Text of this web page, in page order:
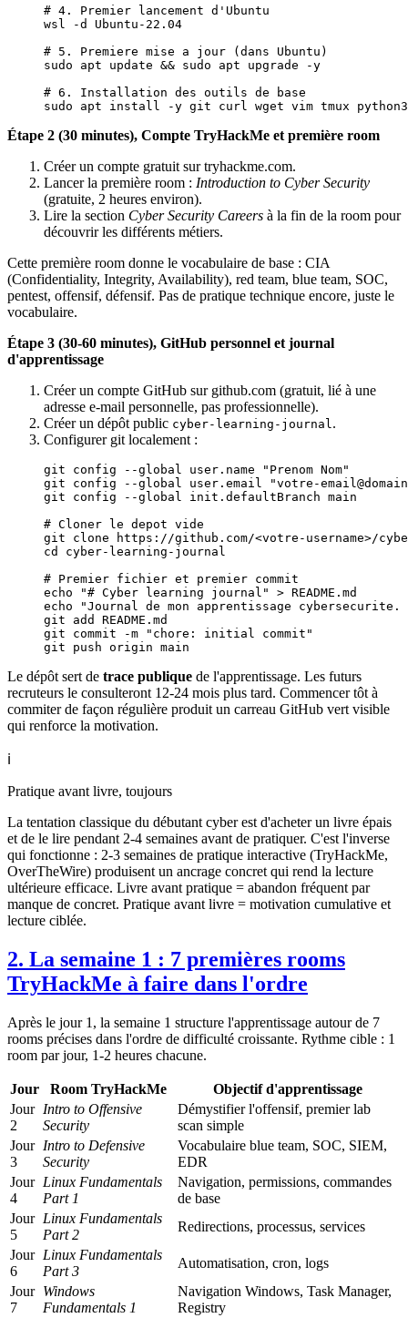
# 4. Premier lancement d'Ubuntu
wsl
-d
Ubuntu-22.04
# 5. Premiere mise a jour (dans Ubuntu)
sudo apt update && sudo apt upgrade -y
# 6. Installation des outils de base
sudo apt install -y git curl wget vim tmux
Étape 2 (30 minutes), Compte TryHackMe et première room
Créer un compte gratuit sur tryhackme.com.
Lancer la première room : Introduction to Cyber Security
(gratuite, 2 heures environ).
Lire la section Cyber Security Careers à la fin de la room pour
découvrir les différents métiers.
Cette première room donne le vocabulaire de base : CIA
(Confidentiality, Integrity, Availability), red team, blue team, SOC,
pentest, offensif, défensif. Pas de pratique technique encore, juste le
vocabulaire.
Étape 3 (30-60 minutes), GitHub personnel et journal
d'apprentissage
Créer un compte GitHub sur github.com (gratuit, lié à une
adresse e-mail personnelle, pas professionnelle).
Créer un dépôt public cyber-learning-journal .
Configurer git localement :
git config --global user.name "Prenom Nom"
git config --global user.email
"votre-
git config --global init.defaultBranch main
# Cloner le depot vide
git clone https://github.com/<votre-username>/
cd
cyber-learning-journal
# Premier fichier et premier commit
echo "# Cyber learning journal" > README.md
echo "Journal de mon apprentissage
git add
README.md
git commit -m "chore: initial commit"
git push origin main
Le dépôt sert de trace publique de l'apprentissage. Les futurs
recruteurs le consulteront 12-24 mois plus tard. Commencer tôt à
commiter de façon régulière produit un carreau GitHub vert visible
qui renforce la motivation.
ℹ️
Pratique avant livre, toujours
La tentation classique du débutant cyber est d'acheter un livre épais
et de le lire pendant 2-4 semaines avant de pratiquer. C'est l'inverse
qui fonctionne : 2-3 semaines de pratique interactive (TryHackMe,
OverTheWire) produisent un ancrage concret qui rend la lecture
ultérieure efficace. Livre avant pratique = abandon fréquent par
manque de concret. Pratique avant livre = motivation cumulative et
lecture ciblée.
2. La semaine 1 : 7 premières rooms
TryHackMe à faire dans l'ordre
Après le jour 1, la semaine 1 structure l'apprentissage autour de 7
rooms précises dans l'ordre de difficulté croissante. Rythme cible : 1
room par jour, 1-2 heures chacune.
Jour Room TryHackMe
Objectif d'apprentissage
Jour
2
Intro to Offensive
Security
Démystifier l'offensif, premier lab
scan simple
Jour
3
Intro to Defensive
Security
Vocabulaire blue team, SOC, SIEM,
EDR
Jour
4
Linux Fundamentals
Part 1
Navigation, permissions, commandes
de base
Jour
5
Linux Fundamentals
Part 2
Redirections, processus, services
Jour
6
Linux Fundamentals
Part 3
Automatisation, cron, logs
Jour
7
Windows
Fundamentals 1
Navigation Windows, Task Manager,
Registry